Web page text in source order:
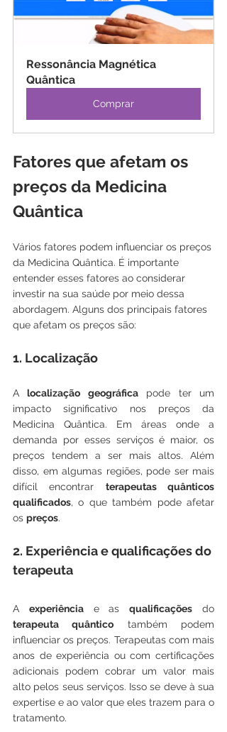
Ressonância Magnética
Quântica
Comprar
Fatores que afetam os
preços da Medicina
Quântica
Vários fatores podem influenciar os preços
da Medicina Quântica. É importante
entender esses fatores ao considerar
investir na sua saúde por meio dessa
abordagem. Alguns dos principais fatores
que afetam os preços são:
1. Localização
A localização geográfica pode ter um
impacto significativo nos preços da
Medicina Quântica. Em áreas onde a
demanda por esses serviços é maior, os
preços tendem a ser mais altos. Além
disso, em algumas regiões, pode ser mais
difícil encontrar terapeutas quânticos
qualificados, o que também pode afetar
os preços.
2. Experiência e qualificações do
terapeuta
A experiência e as qualificações
terapeuta quântico também podem
influenciar os preços. Terapeutas com mais
anos de experiência ou com certificações
adicionais podem cobrar um valor mais
alto pelos seus serviços. Isso se deve à sua
expertise e ao valor que eles trazem para o
tratamento.